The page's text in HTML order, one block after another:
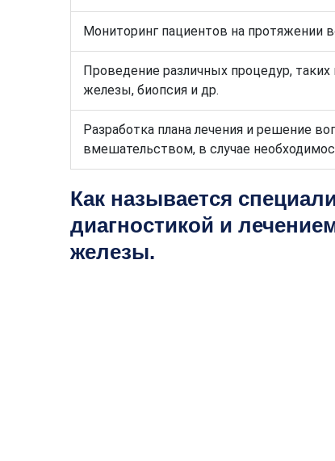
Мониторинг пациентов на протяжении
Проведение различных процедур,
железы, биопсия и др.
Разработка плана лечения и решение
вмешательством, в случае
Как называется
диагностикой и
железы.